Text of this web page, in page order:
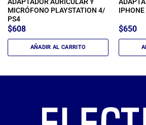
MICRÓFONO PLAYSTATION 4/
PS4
$608
AÑADIR AL CARRITO
IPHONE
$650